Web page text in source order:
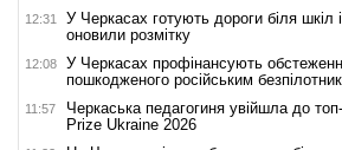
12:31
У Черкасах готують дороги біля шкіл
оновили розмітку
12:08
У Черкасах профінансують
пошкодженого російським
11:57
Черкаська педагогиня увійшла до
Prize Ukraine 2026